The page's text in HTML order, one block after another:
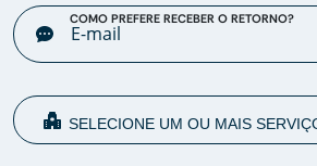
COMO PREFERE RECEBER O RETORNO?